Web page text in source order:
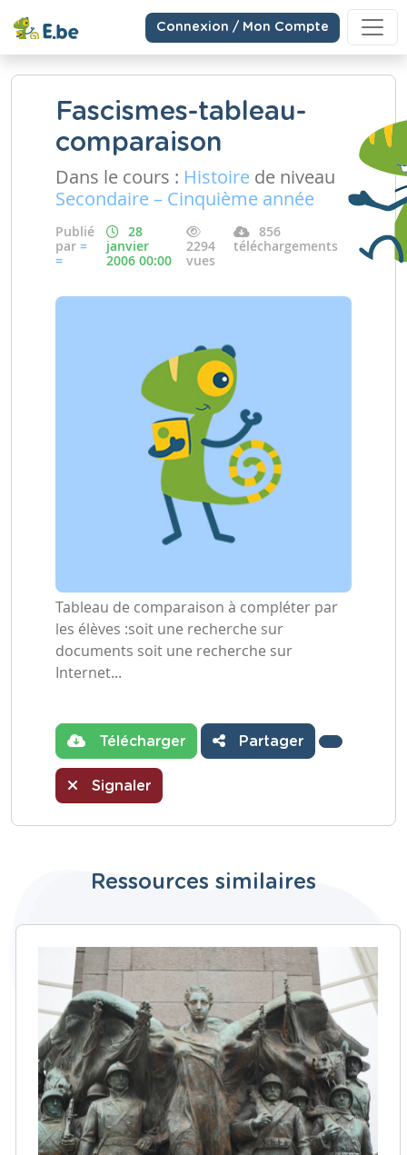
Connexion / Mon Compte
Fascismes-tableau-
comparaison
Dans le cours : Histoire de niveau
Secondaire – Cinquième année
Publié
par =
=
28
janvier
2006 00:00
2294
vues
856
téléchargements
Tableau de comparaison à compléter par
les élèves :soit une recherche sur
documents soit une recherche sur
Internet...
Télécharger Partager
Signaler
Ressources similaires